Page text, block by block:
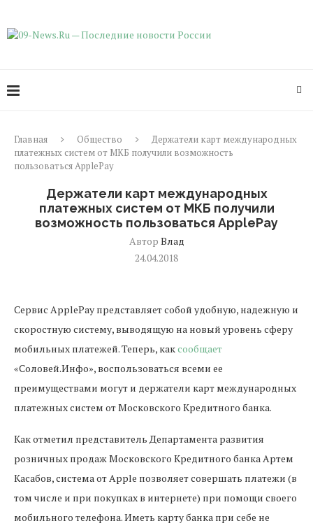
Главная Общество
Держатели карт международных
платежных систем от МКБ получили возможность
пользоваться ApplePay
Держатели карт международных
платежных систем от МКБ получили
возможность пользоваться ApplePay
Автор Влад
24.04.2018
Сервис ApplePay представляет собой удобную, надежную и
скоростную систему, выводящую на новый уровень сферу
мобильных платежей. Теперь, каксообщает
«Соловей.Инфо», воспользоваться всеми ее
преимуществами могут и держатели карт международных
платежных систем от Московского Кредитного банка.
Как отметил представитель Департамента развития
розничных продаж Московского Кредитного банка Артем
Касабов, система от Apple позволяет совершать платежи (в
том числе и при покупках в интернете) при помощи своего
мобильного телефона. Иметь карту банка при себе не